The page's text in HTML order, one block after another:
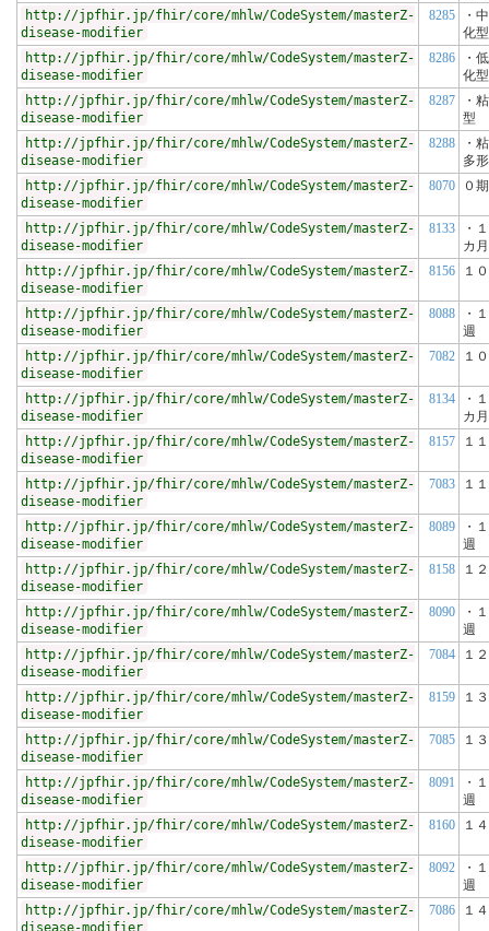
http://jpfhir.jp/fhir/core/mhlw/CodeSystem/masterZ-
disease-modifier
8285
・
化型
http://jpfhir.jp/fhir/core/mhlw/CodeSystem/masterZ-
disease-modifier
8286
・
化型
http://jpfhir.jp/fhir/core/mhlw/CodeSystem/masterZ-
disease-modifier
8287
・
型
http://jpfhir.jp/fhir/core/mhlw/CodeSystem/masterZ-
disease-modifier
8288
・
多
http://jpfhir.jp/fhir/core/mhlw/CodeSystem/masterZ-
disease-modifier
8070 ０期
http://jpfhir.jp/fhir/core/mhlw/CodeSystem/masterZ-
disease-modifier
8133
・
カ月
http://jpfhir.jp/fhir/core/mhlw/CodeSystem/masterZ-
disease-modifier
8156 １
http://jpfhir.jp/fhir/core/mhlw/CodeSystem/masterZ-
disease-modifier
8088
・
週
http://jpfhir.jp/fhir/core/mhlw/CodeSystem/masterZ-
disease-modifier
7082 １
http://jpfhir.jp/fhir/core/mhlw/CodeSystem/masterZ-
disease-modifier
8134
・
カ月
http://jpfhir.jp/fhir/core/mhlw/CodeSystem/masterZ-
disease-modifier
8157 １
http://jpfhir.jp/fhir/core/mhlw/CodeSystem/masterZ-
disease-modifier
7083 １
http://jpfhir.jp/fhir/core/mhlw/CodeSystem/masterZ-
disease-modifier
8089
・
週
http://jpfhir.jp/fhir/core/mhlw/CodeSystem/masterZ-
disease-modifier
8158 １
http://jpfhir.jp/fhir/core/mhlw/CodeSystem/masterZ-
disease-modifier
8090
・
週
http://jpfhir.jp/fhir/core/mhlw/CodeSystem/masterZ-
disease-modifier
7084 １
http://jpfhir.jp/fhir/core/mhlw/CodeSystem/masterZ-
disease-modifier
8159 １
http://jpfhir.jp/fhir/core/mhlw/CodeSystem/masterZ-
disease-modifier
7085 １
http://jpfhir.jp/fhir/core/mhlw/CodeSystem/masterZ-
disease-modifier
8091
・
週
http://jpfhir.jp/fhir/core/mhlw/CodeSystem/masterZ-
disease-modifier
8160 １
http://jpfhir.jp/fhir/core/mhlw/CodeSystem/masterZ-
disease-modifier
8092
・
週
http://jpfhir.jp/fhir/core/mhlw/CodeSystem/masterZ-
7086 １